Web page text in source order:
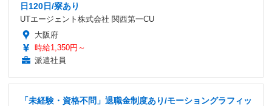
日120日/寮あり
UTエージェント株式会社 関西第一CU
大阪府
時給1,350円～
派遣社員
「未経験・資格不問」退職金制度あり/モーショングラフィッ